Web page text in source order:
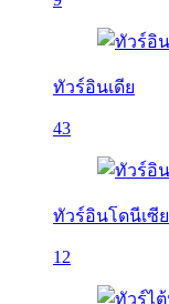
ทัวร์อินเดีย
43
ทัวร์อินโดนีเซีย
12